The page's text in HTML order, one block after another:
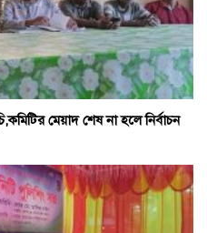
মেয়াদ শেষ না হলে নির্বাচন